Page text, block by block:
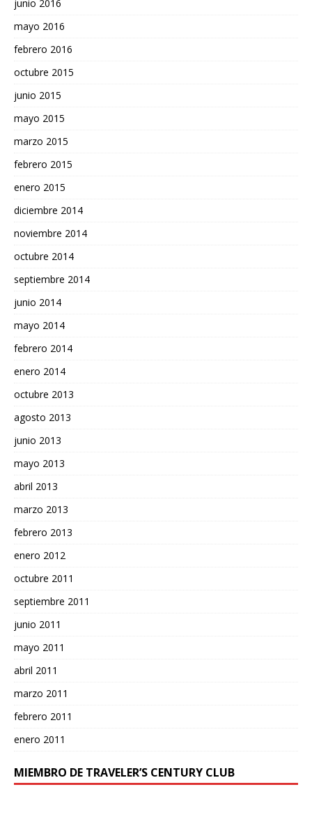
junio 2016
mayo 2016
febrero 2016
octubre 2015
junio 2015
mayo 2015
marzo 2015
febrero 2015
enero 2015
diciembre 2014
noviembre 2014
octubre 2014
septiembre 2014
junio 2014
mayo 2014
febrero 2014
enero 2014
octubre 2013
agosto 2013
junio 2013
mayo 2013
abril 2013
marzo 2013
febrero 2013
enero 2012
octubre 2011
septiembre 2011
junio 2011
mayo 2011
abril 2011
marzo 2011
febrero 2011
enero 2011
MIEMBRO DE TRAVELER’S CENTURY CLUB